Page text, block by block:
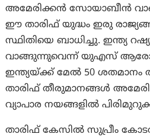
അമേരിക്കൻ സോയാബീൻ
ഈ താരിഫ് യുദ്ധം ഇരു
സ്ഥിതിയെ ബാധിച്ചു. ഇന്ത്യ
വാങ്ങുന്നുവെന്ന് യുഎസ്
ഇന്ത്യയ്ക്ക് മേൽ 50
താരിഫ് തീരുമാനങ്ങൾ
വ്യാപാര നയങ്ങളിൽ
താരിഫ് കേസിൽ സുപ്രീം